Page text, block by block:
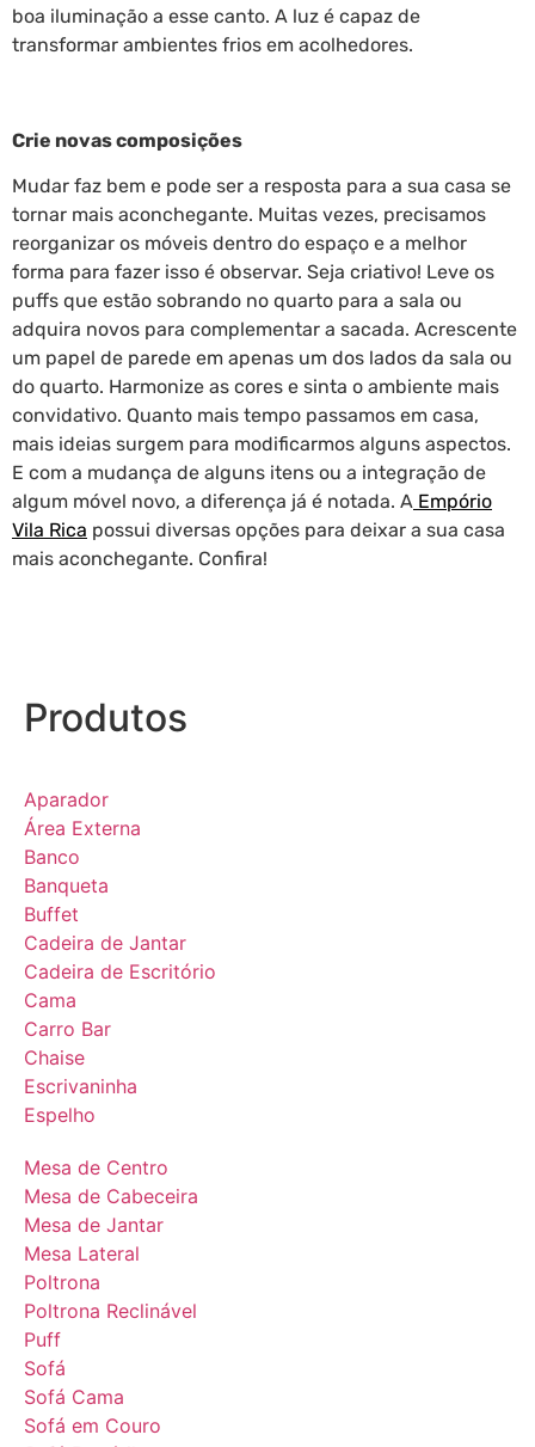
boa iluminação a esse canto. A luz é capaz de
transformar ambientes frios em acolhedores.
Crie novas composições
Mudar faz bem e pode ser a resposta para a sua casa se
tornar mais aconchegante. Muitas vezes, precisamos
reorganizar os móveis dentro do espaço e a melhor
forma para fazer isso é observar. Seja criativo! Leve os
puffs que estão sobrando no quarto para a sala ou
adquira novos para complementar a sacada. Acrescente
um papel de parede em apenas um dos lados da sala ou
do quarto. Harmonize as cores e sinta o ambiente mais
convidativo. Quanto mais tempo passamos em casa,
mais ideias surgem para modificarmos alguns aspectos.
E com a mudança de alguns itens ou a integração de
algum móvel novo, a diferença já é notada. A Empório
Vila Rica possui diversas opções para deixar a sua casa
mais aconchegante. Confira!
Produtos
Aparador
Área Externa
Banco
Banqueta
Buffet
Cadeira de Jantar
Cadeira de Escritório
Cama
Carro Bar
Chaise
Escrivaninha
Espelho
Mesa de Centro
Mesa de Cabeceira
Mesa de Jantar
Mesa Lateral
Poltrona
Poltrona Reclinável
Puff
Sofá
Sofá Cama
Sofá em Couro